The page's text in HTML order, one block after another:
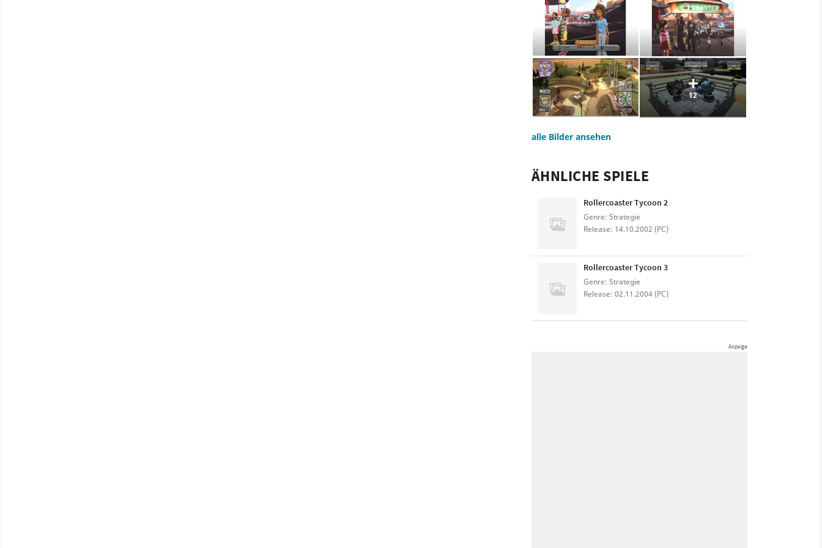
12
alle Bilder ansehen
ÄHNLICHE SPIELE
Rollercoaster Tycoon 2
Genre: Strategie
Release: 14.10.2002 (PC)
Rollercoaster Tycoon 3
Genre: Strategie
Release: 02.11.2004 (PC)